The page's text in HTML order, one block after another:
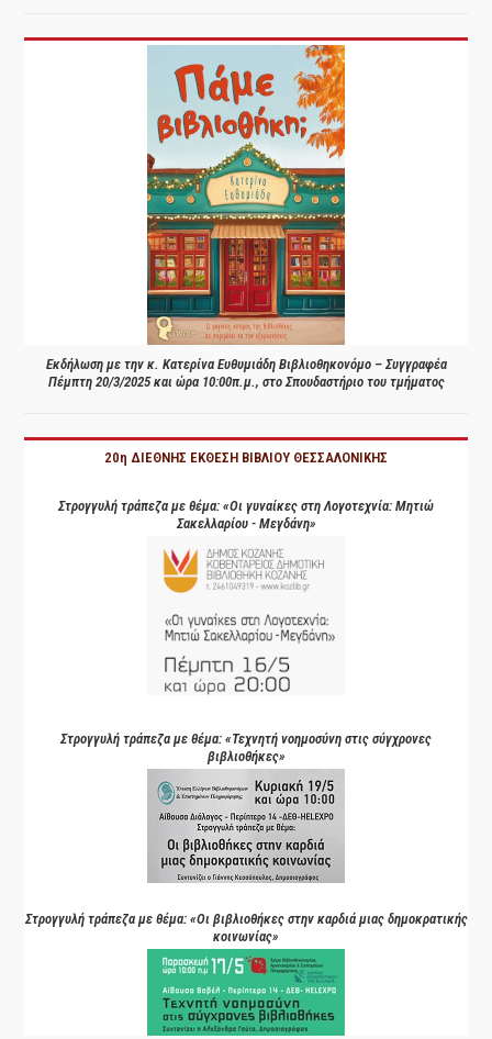
Εκδήλωση με την κ. Κατερίνα Ευθυμιάδη Βιβλιοθηκονόμο – Συγγραφέα
Πέμπτη 20/3/2025 και ώρα 10:00π.μ., στο Σπουδαστήριο του τμήματος
20η ΔΙΕΘΝΗΣ ΕΚΘΕΣΗ ΒΙΒΛΙΟΥ ΘΕΣΣΑΛΟΝΙΚΗΣ
Στρογγυλή τράπεζα με θέμα: «Οι γυναίκες στη Λογοτεχνία: Μητιώ
Σακελλαρίου - Μεγδάνη»
Στρογγυλή τράπεζα με θέμα: «Τεχνητή νοημοσύνη στις σύγχρονες
βιβλιοθήκες»
Στρογγυλή τράπεζα με θέμα: «Οι βιβλιοθήκες στην καρδιά μιας δημοκρατικής
κοινωνίας»